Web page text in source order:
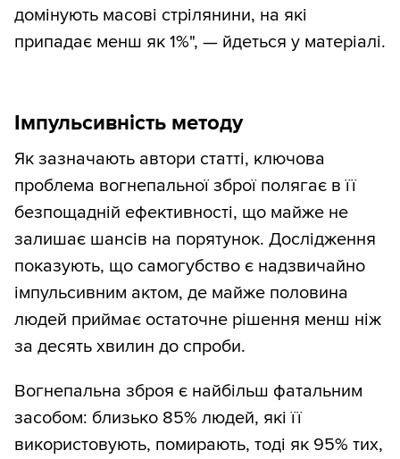
домінують масові стрілянини, на які
припадає менш як 1%", — йдеться у матеріалі.
Імпульсивність методу
Як зазначають автори статті, ключова
проблема вогнепальної зброї полягає в її
безпощадній ефективності, що майже не
залишає шансів на порятунок. Дослідження
показують, що самогубство є надзвичайно
імпульсивним актом, де майже половина
людей приймає остаточне рішення менш ніж
за десять хвилин до спроби.
Вогнепальна зброя є найбільш фатальним
засобом: близько 85% людей, які її
використовують, помирають, тоді як 95% тих,